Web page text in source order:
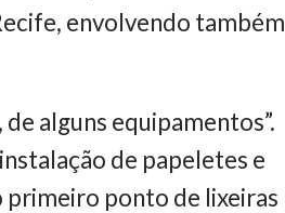
envolvendo também
alguns equipamentos”.
de papeletes e
primeiro ponto de lixeiras